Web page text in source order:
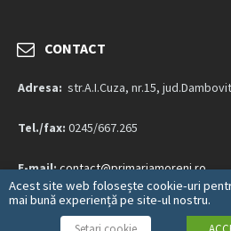
CONTACT
Adresa: str.A.I.Cuza, nr.15,
Tel./fax: 0245/667.265
E-mail:contact@primariamoreni.ro
Mai multe detalii…
Acest site web folosește cookie-uri
mai bună experiență pe site-ul nostru.